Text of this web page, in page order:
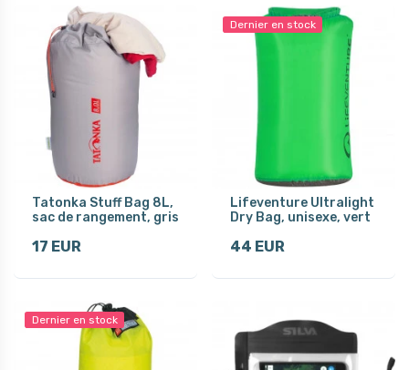
Tatonka Stuff Bag 8L,
sac de rangement, gris
17 EUR
Dernier en stock
Lifeventure Ultralight
Dry Bag, unisexe, vert
44 EUR
Dernier en stock